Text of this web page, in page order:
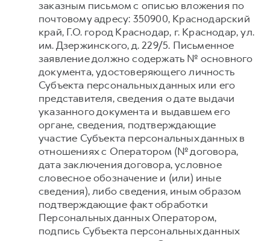
заказным письмом с описью вложения по
почтовому адресу: 350900, Краснодарский
край, Г.О. город Краснодар, г. Краснодар, ул.
им. Дзержинского, д. 229/5. Письменное
заявление должно содержать № основного
документа, удостоверяющего личность
Субъекта персональных данных или его
представителя, сведения о дате выдачи
указанного документа и выдавшем его
органе, сведения, подтверждающие
участие Субъекта персональных данных в
отношениях с Оператором (№ договора,
дата заключения договора, условное
словесное обозначение и (или) иные
сведения), либо сведения, иным образом
подтверждающие факт обработки
Персональных данных Оператором,
подпись Субъекта персональных данных